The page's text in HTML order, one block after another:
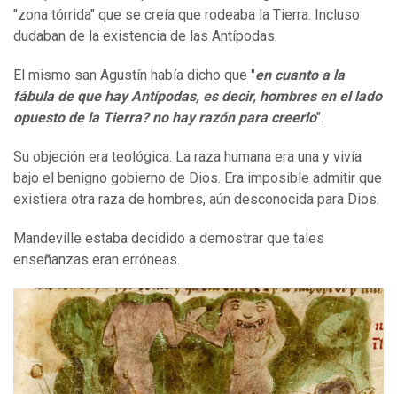
"zona tórrida" que se creía que rodeaba la Tierra. Incluso
dudaban de la existencia de las Antípodas.
El mismo san Agustín había dicho que "en cuanto a la
fábula de que hay Antípodas, es decir, hombres en el lado
opuesto de la Tierra? no hay razón para creerlo".
Su objeción era teológica. La raza humana era una y vivía
bajo el benigno gobierno de Dios. Era imposible admitir que
existiera otra raza de hombres, aún desconocida para Dios.
Mandeville estaba decidido a demostrar que tales
enseñanzas eran erróneas.